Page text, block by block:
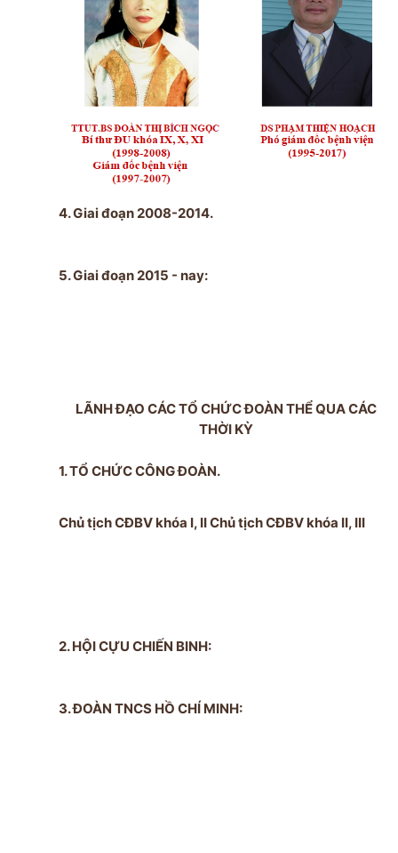
4. Giai đoạn 2008-2014.
5. Giai đoạn 2015 - nay:
LÃNH ĐẠO CÁC TỔ CHỨC ĐOÀN THỂ QUA CÁC
THỜI KỲ
1. TỔ CHỨC CÔNG ĐOÀN.
Chủ tịch CĐBV khóa I, II Chủ tịch CĐBV khóa II, III
2. HỘI CỰU CHIẾN BINH:
3. ĐOÀN TNCS HỒ CHÍ MINH: